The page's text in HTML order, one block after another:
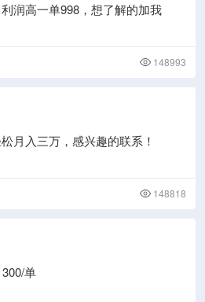
润高一单998，想了解的加我
148993
月入三万，感兴趣的联系！
148818
单